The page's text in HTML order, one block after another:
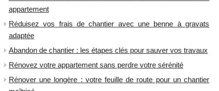
appartement
Réduisez vos frais de chantier avec une benne à gravats
adaptée
Abandon de chantier : les étapes clés pour sauver vos travaux
Rénovez votre appartement sans perdre votre sérénité
Rénover une longère : votre feuille de route pour un chantier